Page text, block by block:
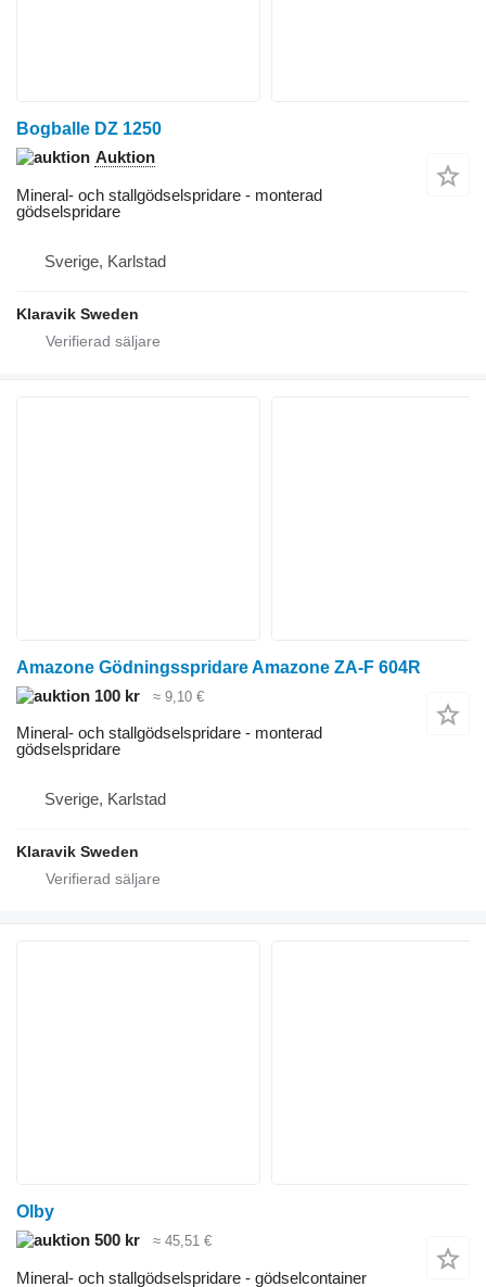
Bogballe DZ 1250
Auktion
Mineral- och stallgödselspridare - monterad
gödselspridare
Sverige, Karlstad
Klaravik Sweden
Amazone Gödningsspridare Amazone ZA-F 604R
100 kr
≈ 9,10 €
Mineral- och stallgödselspridare - monterad
gödselspridare
Sverige, Karlstad
Klaravik Sweden
Olby
500 kr
≈ 45,51 €
Mineral- och stallgödselspridare - gödselcontainer